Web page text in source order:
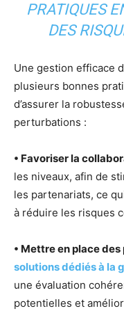
PRATIQUES
DES
Une gestion efficace
plusieurs bonnes
d’assurer la
perturbations :
• Favoriser la
les niveaux, afin de
les partenariats, ce
à réduire les risques
• Mettre en place
solutions dédiés à la
une évaluation
potentielles et